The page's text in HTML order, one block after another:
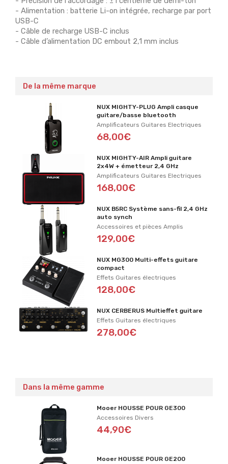
- Alimentation : batterie Li-on intégrée, recharge par port
USB-C
- Câble de recharge USB-C inclus
- Câble d’alimentation DC embout 2,1 mm inclus
De la même marque
NUX MIGHTY-PLUG Ampli casque
guitare/basse bluetooth
Amplificateurs Guitares Electriques
68,00€
NUX MIGHTY-AIR Ampli guitare
2x4W + émetteur 2,4 GHz
Amplificateurs Guitares Electriques
168,00€
NUX B5RC Système sans-fil 2,4 GHz
auto synch
Accessoires et pièces Amplis
129,00€
NUX MG300 Multi-effets guitare
compact
Effets Guitares électriques
128,00€
NUX CERBERUS Multieffet guitare
Effets Guitares électriques
278,00€
Dans la même gamme
Mooer HOUSSE POUR GE300
Accessoires Divers
44,90€
Mooer HOUSSE POUR GE200